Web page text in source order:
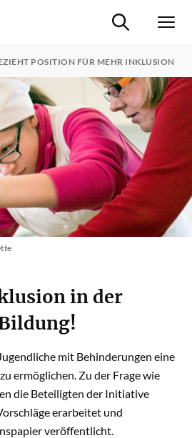
Suche ein-/
POSITION FÜR MEHR INKLUSION
in der
mit Behinderungen eine
ermöglichen. Zu der Frage wie
die Beteiligten der Initiative
erarbeitet und
veröffentlicht.